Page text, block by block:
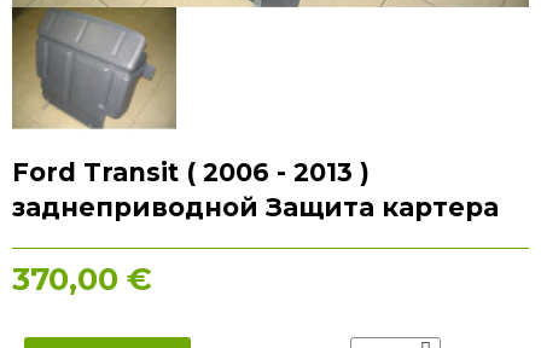
Ford Transit ( 2006 - 2013 )
заднеприводной Защита картера
370,00 €